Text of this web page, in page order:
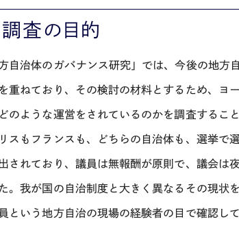
調査の目的
方自治体のガバナンス研究」では、今後の地方
重ねており、その検討の材料とするため、ヨ
のような運営をされているのかを調査するこ
スもフランスも、どちらの自治体も、選挙で
されており、議員は無報酬が原則で、議会は
。我が国の自治制度と大きく異なるその現状
という地方自治の現場の経験者の目で確認し